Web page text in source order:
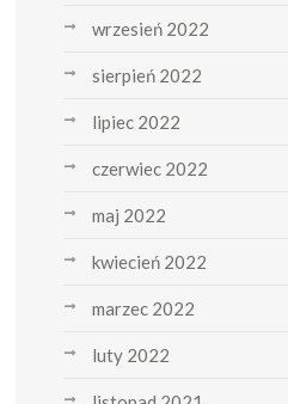
wrzesień 2022
sierpień 2022
lipiec 2022
czerwiec 2022
maj 2022
kwiecień 2022
marzec 2022
luty 2022